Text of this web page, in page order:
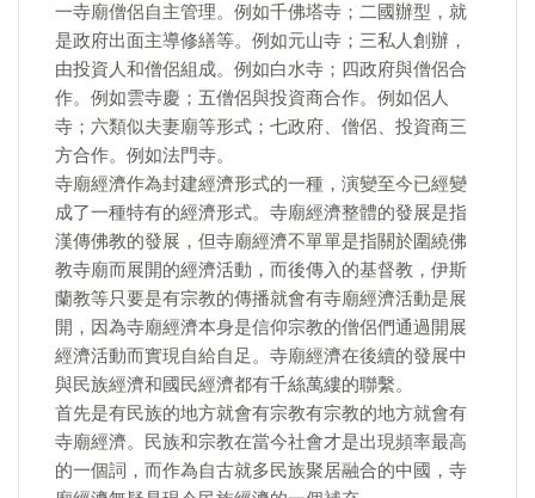
一寺廟僧侶自主管理。例如千佛塔寺；二國辦型，就
是政府出面主導修繕等。例如元山寺；三私人創辦，
由投資人和僧侶組成。例如白水寺；四政府與僧侶合
作。例如雲寺慶；五僧侶與投資商合作。例如侶人
寺；六類似夫妻廟等形式；七政府、僧侶、投資商三
方合作。例如法門寺。
寺廟經濟作為封建經濟形式的一種，演變至今已經變
成了一種特有的經濟形式。寺廟經濟整體的發展是指
漢傳佛教的發展，但寺廟經濟不單單是指關於圍繞佛
教寺廟而展開的經濟活動，而後傳入的基督教，伊斯
蘭教等只要是有宗教的傳播就會有寺廟經濟活動是展
開，因為寺廟經濟本身是信仰宗教的僧侶們通過開展
經濟活動而實現自給自足。寺廟經濟在後續的發展中
與民族經濟和國民經濟都有千絲萬縷的聯繫。
首先是有民族的地方就會有宗教有宗教的地方就會有
寺廟經濟。民族和宗教在當今社會才是出現頻率最高
的一個詞，而作為自古就多民族聚居融合的中國，寺